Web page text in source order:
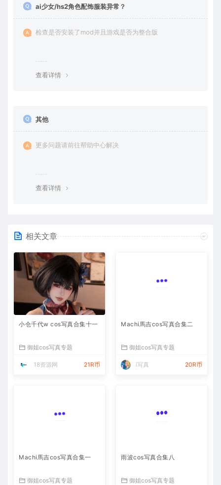
ai少女/hs2角色配饰服装异常？
检查是否安装了mod并且游戏是否为整合版
查看详情
其他
更多问题请前往帮助中心解决
查看详情
相关文章
小仓千代w cos写真合集十一
御姐cos写真专题
18资源网 21R币
Machi馬吉cos写真合集二
御姐cos写真专题
i写真 20R币
Machi馬吉cos写真合集一
御姐cos写真专题
雨波cos写真合集八
御姐cos写真专题